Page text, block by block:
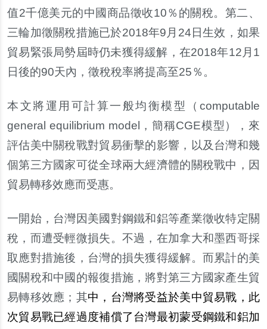
值2千億美元的中國商品徵收10％的關稅。第二、
三輪加徵關稅措施已於2018年9 月 24 日生效，如果
貿易緊張局勢屆時仍未獲得緩解，在2018年12 月 1
日後的90天內，徵稅稅率將提高至25％。
本文將運用可計算一般均衡模型（ computable
general equilibrium model
，簡稱CGE模型），來
評估美中關稅戰對貿易衝擊的影響，以及台灣和幾
個第三方國家可從全球兩大經濟體的關稅戰中，因
貿易轉移效應而受惠。
一開始，台灣因美國對鋼鐵和鋁等產業徵收特定關
稅，而遭受輕微損失。不過，在加拿大和墨西哥採
取應對措施後，台灣的損失獲得緩解。而累計的美
國關稅和中國的報復措施，將對第三方國家產生貿
易轉移效應；其中，台灣將受益於美中貿易戰，此
次貿易戰已經過度補償了台灣最初蒙受鋼鐵和鋁加